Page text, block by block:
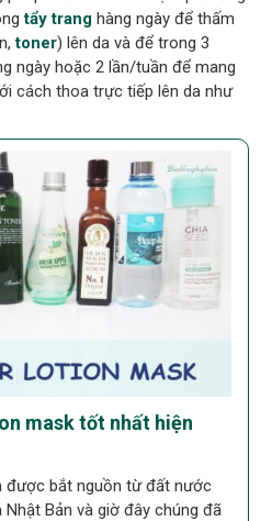
tẩy trang hàng ngày để thấm
toner) lên da và để trong 3
ngày hoặc 2 lần/tuần để mang
cách thoa trực tiếp lên da như
mask tốt nhất hiện
được bắt nguồn từ đất nước
Bản và giờ đây chúng đã